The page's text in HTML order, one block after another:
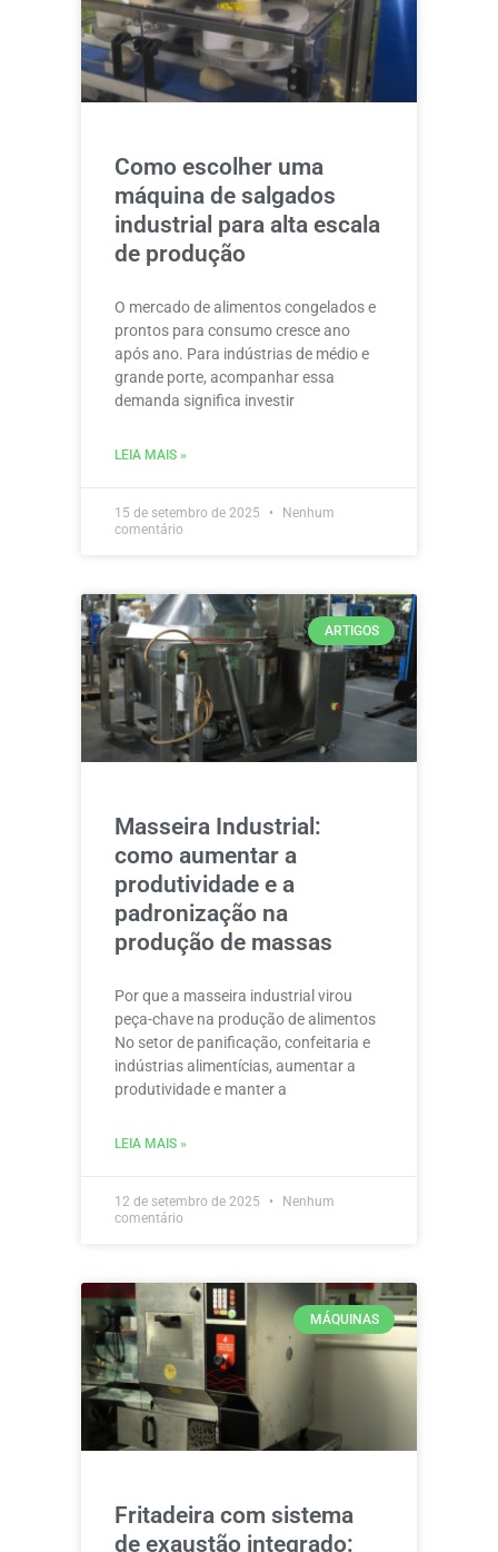
Como escolher uma
máquina de salgados
industrial para alta escala
de produção
O mercado de alimentos congelados e
prontos para consumo cresce ano
após ano. Para indústrias de médio e
grande porte, acompanhar essa
demanda significa investir
LEIA MAIS »
15 de setembro de 2025
Nenhum
comentário
ARTIGOS
Masseira Industrial:
como aumentar a
produtividade e a
padronização na
produção de massas
Por que a masseira industrial virou
peça-chave na produção de alimentos
No setor de panificação, confeitaria e
indústrias alimentícias, aumentar a
produtividade e manter a
LEIA MAIS »
12 de setembro de 2025
Nenhum
comentário
MÁQUINAS
Fritadeira com sistema
de exaustão integrado: